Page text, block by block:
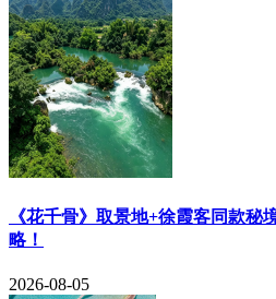
《花千骨》取景地+徐霞客同款秘
略！
2026-08-05